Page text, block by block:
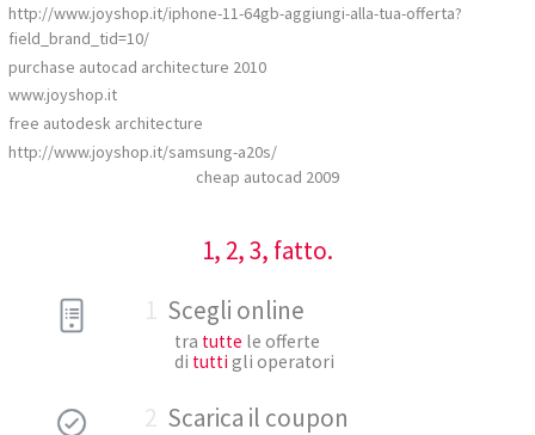
http://www.joyshop.it/iphone-11-64gb-aggiungi-alla-tua-offerta?
field_brand_tid=10/
purchase autocad architecture 2010
www.joyshop.it
free autodesk architecture
http://www.joyshop.it/samsung-a20s/
cheap autocad 2009
1, 2, 3, fatto.
1 Scegli online
tra tutte le offerte
di tutti gli operatori
2 Scarica il coupon